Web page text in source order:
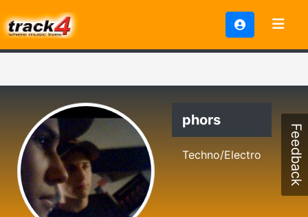
phors
Techno/Electro Feedback